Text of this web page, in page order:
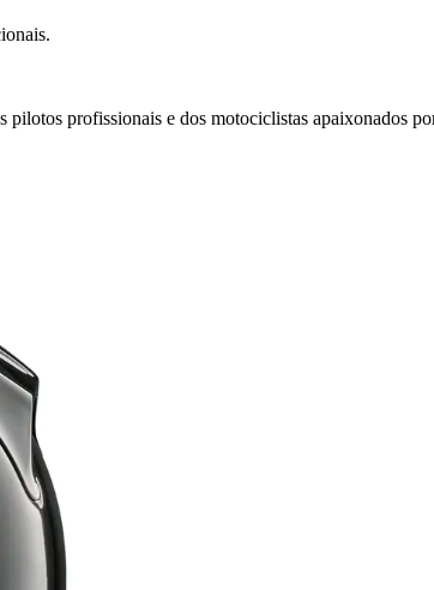
profissionais e dos motociclistas apaixonados